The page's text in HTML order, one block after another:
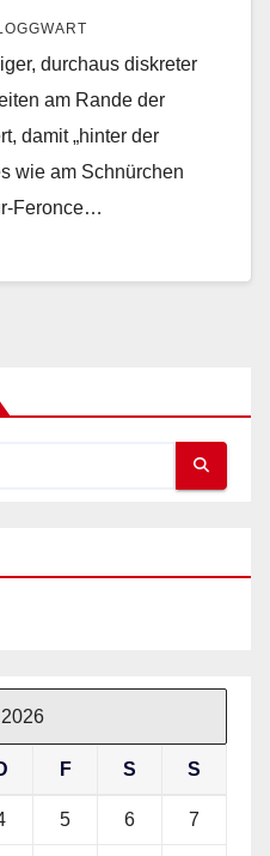
durchaus diskreter
am Rande der
damit „hinter der
wie am Schnürchen
Feronce…
F S S
5 6 7